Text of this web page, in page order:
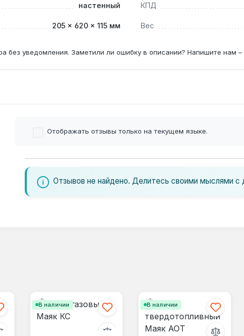
настенный КПД
205 × 620 × 115 мм Вес
без уведомления. Заметили ли ошибку в описании? Напишите нам
Отображать отзывы только на текущем языке.
Отзывов не найдено. Делитесь своими мыслями с
В наличии В наличии